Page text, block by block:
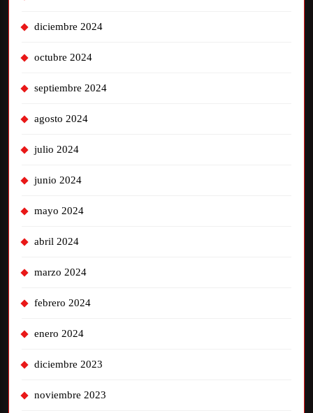
diciembre 2024
octubre 2024
septiembre 2024
agosto 2024
julio 2024
junio 2024
mayo 2024
abril 2024
marzo 2024
febrero 2024
enero 2024
diciembre 2023
noviembre 2023